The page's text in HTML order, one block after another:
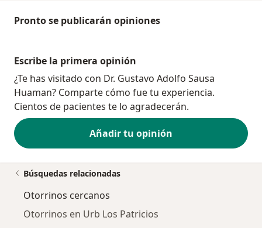
Pronto se publicarán opiniones
Escribe la primera opinión
¿Te has visitado con Dr. Gustavo Adolfo Sausa
Huaman? Comparte cómo fue tu experiencia.
Cientos de pacientes te lo agradecerán.
Añadir tu opinión
Búsquedas relacionadas
Otorrinos cercanos
Otorrinos en Urb Los Patricios